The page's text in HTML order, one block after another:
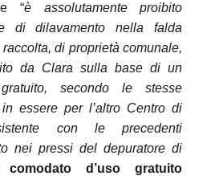
“è assolutamente proibito
di dilavamento nella falda
di proprietà comunale,
da Clara sulla base di un
secondo le stesse
essere per l’altro Centro di
con le precedenti
nei pressi del depuratore di
comodato d’uso gratuito